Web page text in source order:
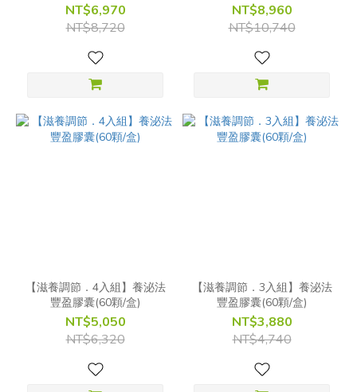
NT$6,970
NT$8,720
NT$8,960
NT$10,740
【滋養調節．4入組】養泌法
豐盈膠囊(60顆/盒)
NT$5,050
NT$6,320
【滋養調節．3入組】養泌法
豐盈膠囊(60顆/盒)
NT$3,880
NT$4,740